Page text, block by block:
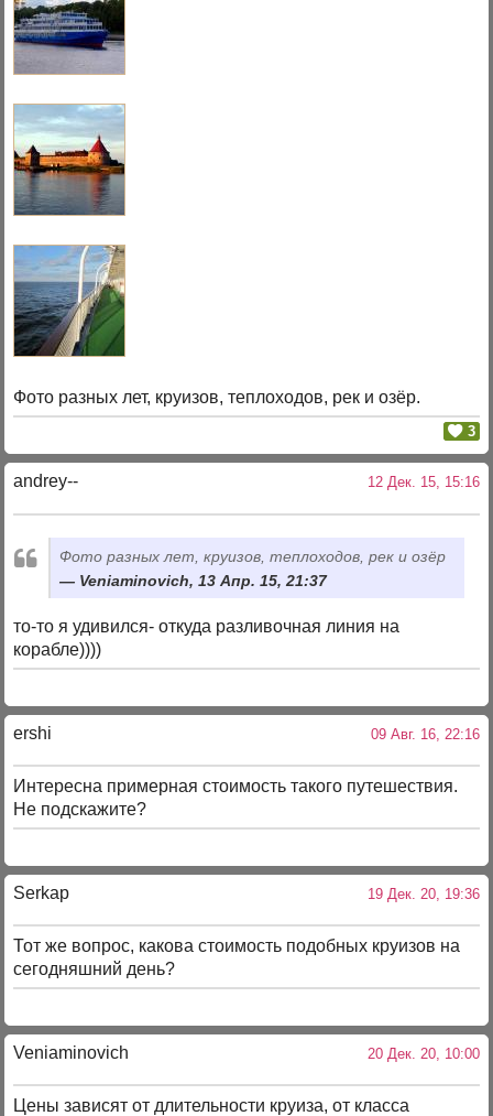
Фото разных лет, круизов, теплоходов, рек и озёр.
3
andrey-- 12 Дек. 15, 15:16
Фото разных лет, круизов, теплоходов, рек и озёр
Veniaminovich, 13 Апр. 15, 21:37
то-то я удивился- откуда разливочная линия на
корабле))))
ershi 09 Авг. 16, 22:16
Интересна примерная стоимость такого путешествия.
Не подскажите?
Serkap 19 Дек. 20, 19:36
Тот же вопрос, какова стоимость подобных круизов на
сегодняшний день?
Veniaminovich 20 Дек. 20, 10:00
Цены зависят от длительности круиза, от класса